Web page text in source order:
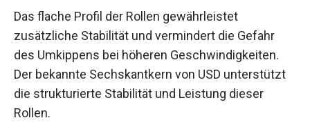
Haltbarkeit und bessere Performance entwickelt
worden.
Das flache Profil der Rollen gewährleistet
zusätzliche Stabilität und vermindert die Gefahr
des Umkippens bei höheren Geschwindigkeiten.
Der bekannte Sechskantkern von USD unterstützt